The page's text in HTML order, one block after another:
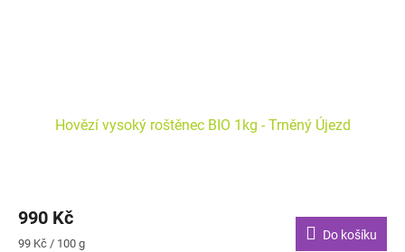
Hovězí vysoký roštěnec BIO 1kg - Trněný Újezd
990 Kč
Měrná
99 Kč / 100 g
Do košíku